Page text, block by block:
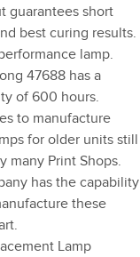
guarantees short
best curing results.
lamp.
47688 has a
of 600 hours.
to manufacture
for older units still
many Print Shops.
has the capability
these
Replacement Lamp